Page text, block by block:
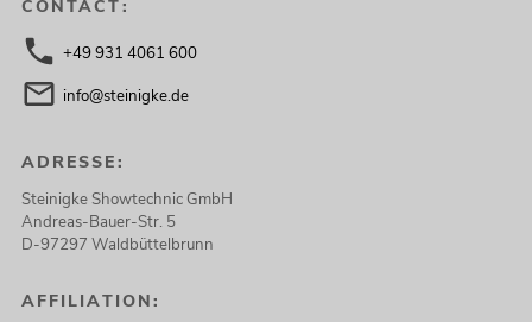
CONTACT:
+49 931 4061 600
info@steinigke.de
ADRESSE:
Steinigke Showtechnic GmbH
Andreas-Bauer-Str. 5
D-97297 Waldbüttelbrunn
AFFILIATION: